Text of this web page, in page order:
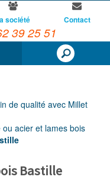
société Contact
39 25 51
de qualité avec Millet
acier et lames bois
Bastille